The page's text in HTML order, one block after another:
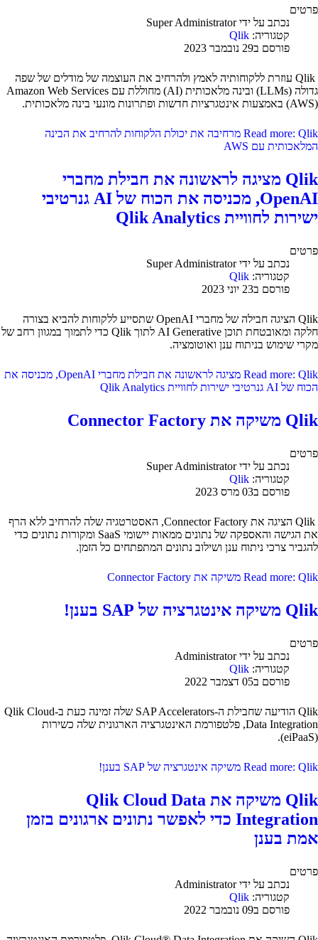
פרטים
נכתב על ידיSuper Administrator
קטגוריה: Qlik
פורסם ב29 נובמבר 2023
Qlik עוזרת ללקוחותיה לאמץ ולהרחיב את העוצמה של מודלים של שפה
גדולה (LLMs) ובינה מלאכותית (AI) מחוללת עם Amazon Web Services
(AWS) באמצעות אינטגרציות חדשות ופתרונות מונעי בינה מלאכותית.
Read more: Qlik מרחיבה את יכולת הלקוחות להרחיב את הבינה
המלאכותית עם AWS
Qlik מציגה לראשונה את חבילת מחברי
OpenAI, מכניסה את הכוח של AI גנרטיבי
ישירות לחוויית Qlik Analytics
פרטים
נכתב על ידיSuper Administrator
קטגוריה: Qlik
פורסם ב23 יוני 2023
Qlik הציגה חבילה של מחברי OpenAI שתסייע ללקוחות להביא בצורה
חלקה ומאובטחת תוכן AI Generative לתוך Qlik כדי לתמוך במגוון רחב של
מקרי שימוש בניתוח ענן ואוטומציה.
Read more: Qlik מציגה לראשונה את חבילת מחברי OpenAI, מכניסה את
הכוח של AI גנרטיבי ישירות לחוויית Qlik Analytics
Qlik משיקה את Connector Factory
פרטים
נכתב על ידיSuper Administrator
קטגוריה: Qlik
פורסם ב03 מרס 2023
Qlik הציגה את Connector Factory, האסטרטגיה שלה להרחיב ללא הרף
את הגישה והאספקה של נתונים ממאות יישומי SaaS ומקורות נתונים כדי
להגביר צרכי ניתוח ענן ושילוב נתונים המתפתחים כל הזמן.
Read more: Qlik משיקה את Connector Factory
Qlik משיקה אינטגרציה של SAP בענן!
פרטים
נכתב על ידיAdministrator
קטגוריה: Qlik
פורסם ב05 דצמבר 2022
Qlik הודיעה שחבילת ה-SAP Accelerators שלה זמינה כעת ב-Qlik Cloud
Data Integration, פלטפורמת האינטגרציה הארגונית שלה כשירות
(eiPaaS).
Read more: Qlik משיקה אינטגרציה של SAP בענן!
Qlik משיקה את Qlik Cloud Data
Integration כדי לאפשר נתונים ארגונים בזמן
אמת בענן
פרטים
נכתב על ידיAdministrator
קטגוריה: Qlik
פורסם ב09 נובמבר 2022